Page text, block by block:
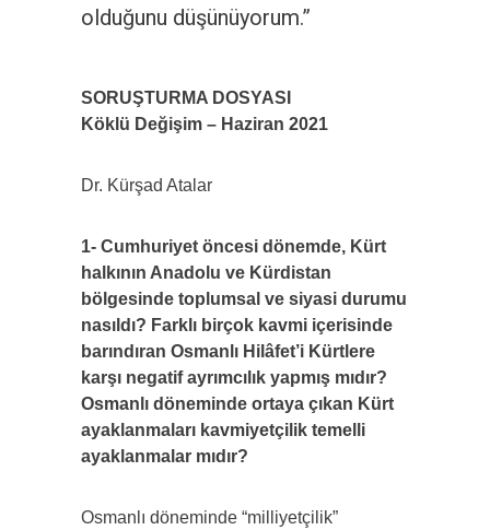
olduğunu düşünüyorum.”
SORUŞTURMA DOSYASI
Köklü Değişim – Haziran 2021
Dr. Kürşad Atalar
1- Cumhuriyet öncesi dönemde, Kürt
halkının Anadolu ve Kürdistan
bölgesinde toplumsal ve siyasi durumu
nasıldı? Farklı birçok kavmi içerisinde
barındıran Osmanlı Hilâfet’i Kürtlere
karşı negatif ayrımcılık yapmış mıdır?
Osmanlı döneminde ortaya çıkan Kürt
ayaklanmaları kavmiyetçilik temelli
ayaklanmalar mıdır?
Osmanlı döneminde “milliyetçilik”